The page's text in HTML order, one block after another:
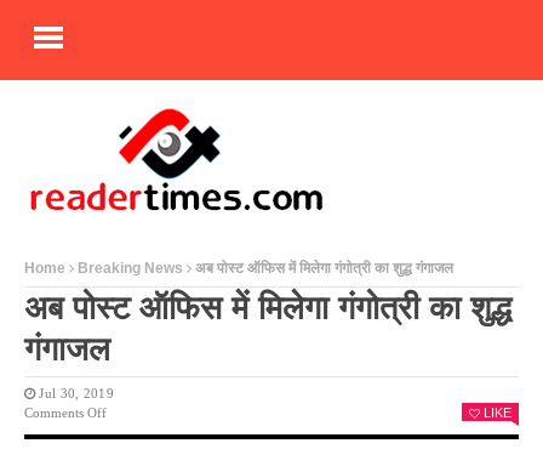
Home Breaking News अब पोस्ट ऑफिस में मिलेगा गंगोत्री का शुद्ध गंगाजल
अब पोस्ट ऑफिस में मिलेगा गंगोत्री का शुद्ध
गंगाजल
Jul 30, 2019
Comments OffOn
LIKE